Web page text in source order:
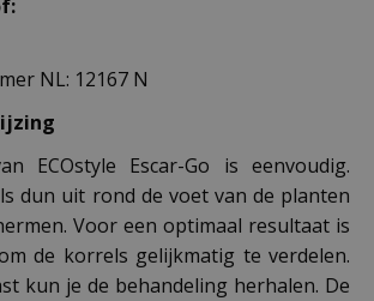
NL: 12167 N
ECOstyle Escar-Go is eenvoudig.
dun uit rond de voet van de planten
Voor een optimaal resultaat is
de korrels gelijkmatig te verdelen.
kun je de behandeling herhalen. De